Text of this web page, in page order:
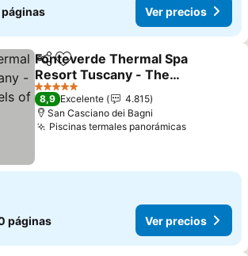
páginas Ver precios
CompartirAgregar a favoritos
Fonteverde Thermal Spa
Resort Tuscany - The
Leading Hotels of the
World
Ver precios
5 Estrellas
8,9 Excelente
4.815
San Casciano dei Bagni
Piscinas termales panorámicasVer
páginas Ver precios